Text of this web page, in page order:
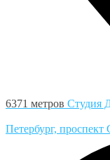
6371 метров Студия
Петербург, проспект